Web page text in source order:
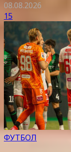
08.08.2026
15
ФУТБОЛ